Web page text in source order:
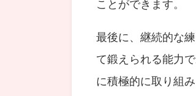
ことができます。
最後に、継続的な
て鍛えられる能力
に積極的に取り組